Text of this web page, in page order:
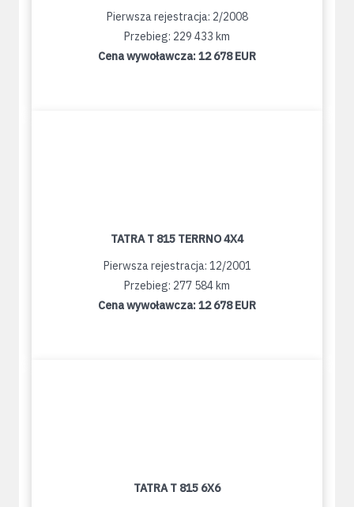
Pierwsza rejestracja: 2/2008
Przebieg: 229 433 km
Cena wywoławcza:12 678 EUR
TATRA T 815 TERRNO 4X4
Pierwsza rejestracja: 12/2001
Przebieg: 277 584 km
Cena wywoławcza:12 678 EUR
TATRA T 815 6X6